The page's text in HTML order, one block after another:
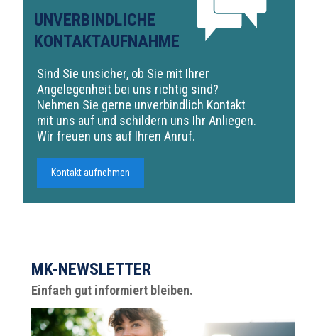
UNVERBINDLICHE
KONTAKTAUFNAHME
Sind Sie unsicher, ob Sie mit Ihrer
Angelegenheit bei uns richtig sind?
Nehmen Sie gerne unverbindlich Kontakt
mit uns auf und schildern uns Ihr Anliegen.
Wir freuen uns auf Ihren Anruf.
Kontakt aufnehmen
MK-NEWSLETTER
Einfach gut informiert bleiben.